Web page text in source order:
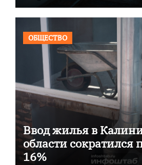
ОБЩЕСТВО
Ввод жилья в
области сократился
16%